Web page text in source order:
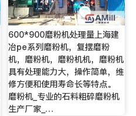
600*900磨粉机处理量上海建
冶pe系列磨粉机，复摆磨粉
机，磨粉机，磨粉机机，磨粉机
具有处理能力大，操作简单，维
修方便和使用寿命长等特点。
磨粉机_专业的石料粗碎磨粉机
生产厂家_…